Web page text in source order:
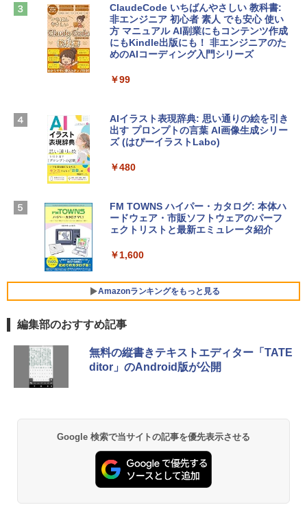
￥2,952
Apple 2026 MacBook Air M5チップ搭載
13インチノートブック：AIとApple Intell
スプレイ、16GBユニファイドメモリ、1
D - ミッドナイト
￥278,800
SSD インテル Core 5
￥129,800
ersonal/Copilotキー搭載/Win 11/15.6型/
Core i5/16GB/SSD 512GB/ホワイト) FM
VWK3E15W_AZ
￥139,880
Robloxギフトカード - 2,000 Robux 【限
定バーチャルアイテムを含む】 【オンラ
インゲームコード】 ロブロックス | オン
Microsoft Office Home & Business 202
4(最新 永続版)|オンラインコード版|Wind
Windows版 | Minecraft (マインクラフ
ト): Java & Bedrock Edition | オンライ
ClaudeCode いちばんやさしい 教科書:
非エンジニア 初心者 素人 でも安心 使い
方 マニュアル AI副業にもコンテンツ作成
にもKindle出版にも！ 非エンジニアのた
めのAIコーディング入門シリーズ
￥99
AIイラスト表現辞典: 思い通りの絵を引き
出す プロンプトの言葉 AI画像生成シリー
ズ (はぴーイラストLabo)
￥480
FM TOWNS ハイパー・カタログ: 本体ハ
ードウェア・市販ソフトウェアのパーフ
ェクトリストと最新エミュレータ紹介
￥1,600
Amazonランキングをもっと見る
Amazon Kindle - 目に優しい、かさばら
ない、大きな画面で読みやすい、6週間持
続バッテリー、6インチディスプレイ電子
￥16,980
Kindle Paperwhite シグニチャーエディ
ション (32GB) 7インチディスプレイ、明
るさ自動調整、色調調節ライト、12週間
編集部のおすすめ記事
無料の縦書きテキストエディター「TATE
ditor」のAndroid版が公開
Google 検索で当サイトの記事を優先表示させる